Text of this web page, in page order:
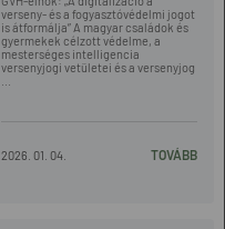
verseny- és a fogyasztóvédelmi jogot
is átformálja” A magyar családok és
gyermekek célzott védelme, a
mesterséges intelligencia
versenyjogi vetületei és a versenyjog
2026. 01. 04. TOVÁBB